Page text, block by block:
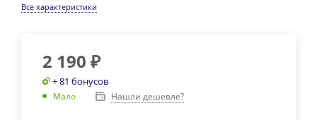
Все характеристики
2 190 ₽
+ 81 бонусов
Мало Нашли дешевле?